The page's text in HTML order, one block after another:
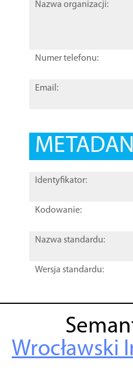
Nazwa organizacji:
Numer telefonu:
Email:
Identyfikator:
Kodowanie:
Nazwa standardu:
Wersja standardu:
Wrocławski